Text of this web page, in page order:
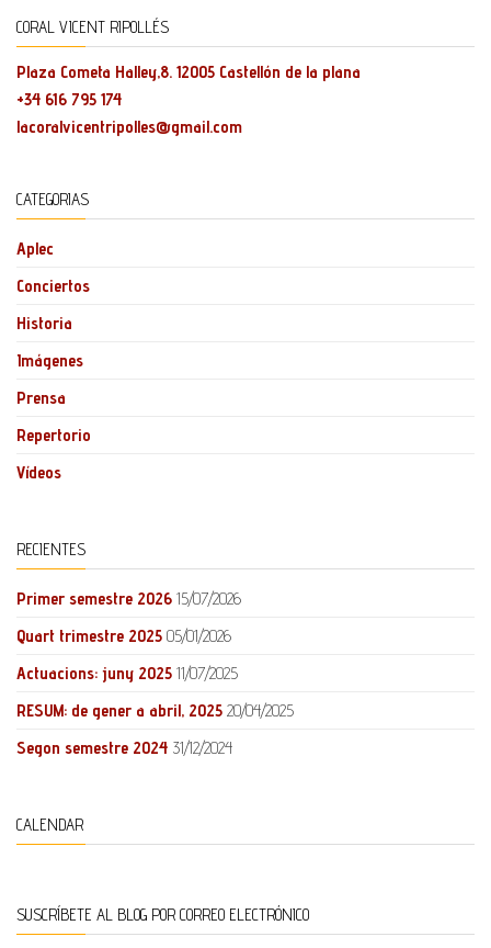
CORAL VICENT RIPOLLÉS
Plaza Cometa Halley,8. 12005 Castellón de la plana
+34 616 795 174
lacoralvicentripolles@gmail.com
CATEGORIAS
Aplec
Conciertos
Historia
Imágenes
Prensa
Repertorio
Vídeos
RECIENTES
Primer semestre 2026 15/07/2026
Quart trimestre 2025 05/01/2026
Actuacions: juny 2025 11/07/2025
RESUM: de gener a abril, 2025 20/04/2025
Segon semestre 2024 31/12/2024
CALENDAR
SUSCRÍBETE AL BLOG POR CORREO ELECTRÓNICO